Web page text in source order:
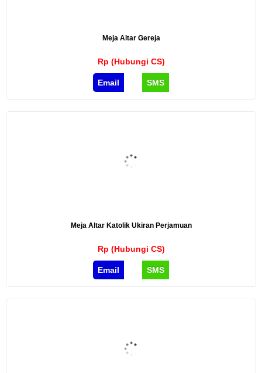
Meja Altar Gereja
Rp (Hubungi CS)
Email SMS
Meja Altar Katolik Ukiran Perjamuan
Rp (Hubungi CS)
Email SMS